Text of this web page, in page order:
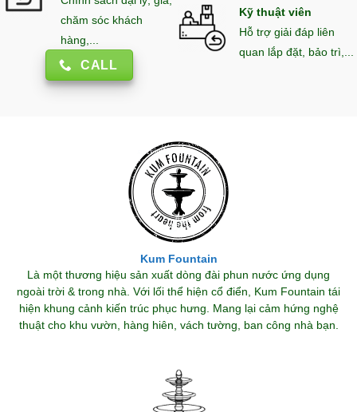
chăm sóc khách
hàng,...
CALL
Kỹ thuật viên
Hỗ trợ giải đáp liên
quan lắp đặt, bảo trì,...
Kum Fountain
Là một thương hiệu sản xuất dòng đài phun nước ứng dụng
ngoài trời & trong nhà. Với lối thể hiện cổ điển, Kum Fountain tái
hiện khung cảnh kiến trúc phục hưng. Mang lại cảm hứng nghệ
thuật cho khu vườn, hàng hiên, vách tường, ban công nhà bạn.